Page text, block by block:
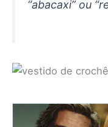
“abacaxi” ou